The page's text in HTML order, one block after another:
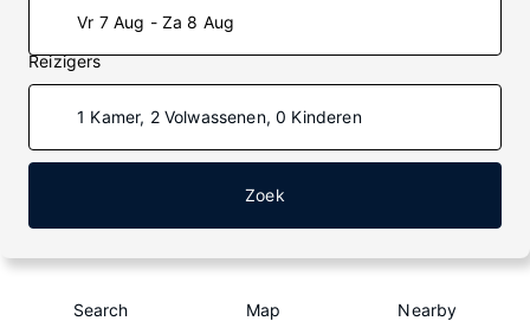
Vr 7 Aug - Za 8 Aug
Reizigers
1 Kamer, 2 Volwassenen, 0 Kinderen
Zoek
Search Map Nearby